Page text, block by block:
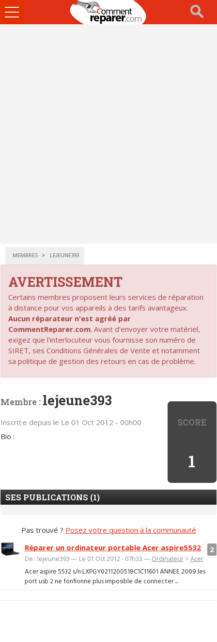
Ouvrir
le
MEMBRES LEJEUNE393
AVERTISSEMENT
Certains membres proposent leurs services de réparation
à distance pour vos appareils à des tarifs avantageux.
Aucun réparateur n'est agréé par
CommentReparer.com. Avant d'envoyer votre matériel,
exigez que l'interlocuteur vous fournisse son numéro de
SIRET, ses Conditions Générales de Vente et notamment
sa politique de gestion des retours en cas de problème.
SCORE
1
Membre : lejeune393
Inscrit·e depuis le Le 01 Oct 2012 - 00h00
Bio :
SES PUBLICATIONS (1)
Pas trouvé ? Posez votre question à la communauté
2
Réparer un ordinateur portable Acer aspire5532
De : lejeune393 — Le 01 Oct 2012 - 07h33 — Ordinateur >Acer
Acer aspire 5532 s/n:LXPGY0211200518C1C11601 ANNEE 2009 les
port usb 2 ne fonfionne plus imposible de connecter ...